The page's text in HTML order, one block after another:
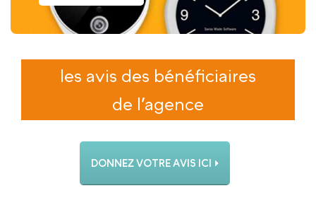
les avis des bénéficiaires
de l’agence
DONNEZ VOTRE AVIS ICI